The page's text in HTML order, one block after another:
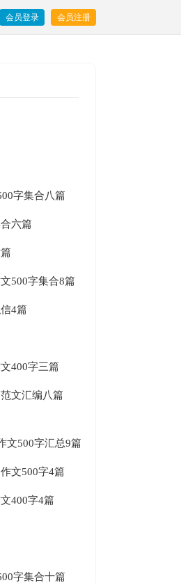
会员登录 会员注册
字集合八篇
六篇
500字集合8篇
4篇
400字三篇
文汇编八篇
文500字汇总9篇
文500字4篇
400字4篇
字集合十篇